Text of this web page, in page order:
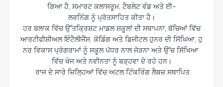
ਗਿਆ ਹੈ, ਸਮਾਰਟ ਕਲਾਸਰੂਮ, ਟੈਬਲੇਟ ਵੰਡ ਅਤੇ ਈ–
ਲਰਨਿੰਗ ਨੂੰ ਪ੍ਰੋਤਸਾਹਿਤ ਕੀਤਾ ਹੈ।
ਹਰ ਬਲਾਕ ਵਿੱਚ ਉੱਤਕ੍ਰਿਸ਼ਟ ਮਾਡਲ ਸਕੂਲਾਂ ਦੀ ਸਥਾਪਨਾ, ਬੱਚਿਆਂ ਵਿੱਚ
ਆਰਟੀਫੀਸ਼ੀਅਲ ਇੰਟੈਲੀਜੈਂਸ, ਕੋਡਿੰਗ ਅਤੇ ਡਿਜੀਟਲ ਹੁਨਰ ਦੀ ਸਿੱਖਿਆ, ਹੁ
ਨਰ ਵਿਕਾਸ ਪ੍ਰੋਗਰਾਮਾਂ ਨੂੰ ਸਕੂਲ ਪੱਧਰ ਨਾਲ ਜੋੜਨਾ ਅਤੇ ਉੱਚ ਸਿੱਖਿਆ
ਵਿੱਚ ਖੋਜ ਅਤੇ ਨਵੀਨਤਾ ਨੂੰ ਬੜ੍ਹਵਾ ਦੇ ਰਹੇ ਹਨ।
ਰਾਜ ਦੇ ਸਾਰੇ ਜ਼ਿਲ੍ਹਿਆਂ ਵਿੱਚ ਅਟਲ ਟਿੰਕਰਿੰਗ ਲੈਬਜ਼ ਸਥਾਪਿਤ